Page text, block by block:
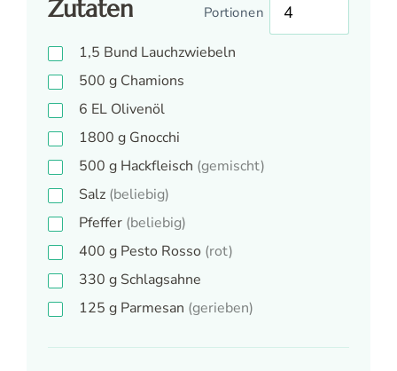
Zutaten Portionen
1,5 Bund Lauchzwiebeln
500 g Chamions
6 EL Olivenöl
1800 g Gnocchi
500 g Hackfleisch (gemischt)
Salz (beliebig)
Pfeffer (beliebig)
400 g Pesto Rosso (rot)
330 g Schlagsahne
125 g Parmesan (gerieben)